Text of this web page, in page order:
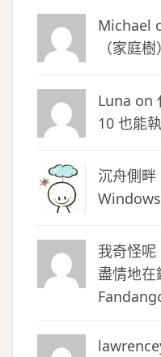
Michael
（家庭
Luna on
10 也能
沉舟側畔
我奇怪呢
盡情地